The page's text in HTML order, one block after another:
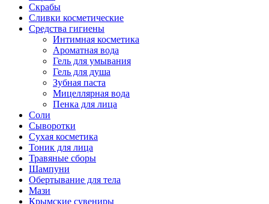
Скрабы
Сливки косметические
Средства гигиены
Интимная косметика
Ароматная вода
Гель для умывания
Гель для душа
Зубная паста
Мицеллярная вода
Пенка для лица
Соли
Сыворотки
Сухая косметика
Тоник для лица
Травяные сборы
Шампуни
Обертывание для тела
Мази
Крымские сувениры